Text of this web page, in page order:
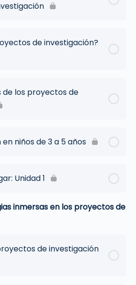
de investigación?
los proyectos de
niños de 3 a 5 años
Unidad 1
inmersas en los proyectos de
de investigación